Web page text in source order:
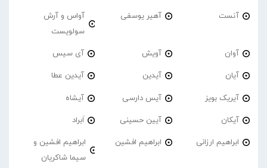
آنست آهیر یوسفی
آواس و آرش
سولویست
آوان آویش آی سیس
آیان آیدین آیدین عطا
آیریک بویز آیس دارسی آیشاه
آیکان آیین حسینی اَبراد
ابراهیم ارزانی ابراهیم افشین
ابراهیم افشین و
سیما شاکریان